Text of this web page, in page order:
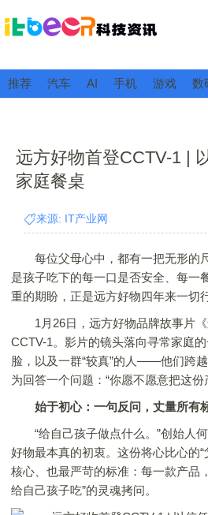
推荐 汽车 AI 手机 游戏 数
远方好物首登CCTV-1 |
家庭餐桌
来源: IT产业网
每位父母心中，都有一把无形的
是孩子吃下的每一口是否安全、每一
重的期盼，正是远方好物四年来一切
1月26日，远方好物品牌故事片《
CCTV-1。影片的镜头落向寻常家庭
脸，以及一群“较真”的人——他们跨
为回答一个问题：“你愿不愿意把这
始于初心：一句反问，丈量所有
“给自己孩子做点什么。”创始人
好物最本真的初衷。这份将心比心的
核心、也最严苛的标准：每一款产品
给自己孩子吃”的灵魂拷问。